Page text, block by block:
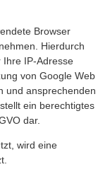
Browser
Hierdurch
Ihre IP-Adresse
von Google Web
und ansprechenden
ein berechtigtes
dar.
wird eine